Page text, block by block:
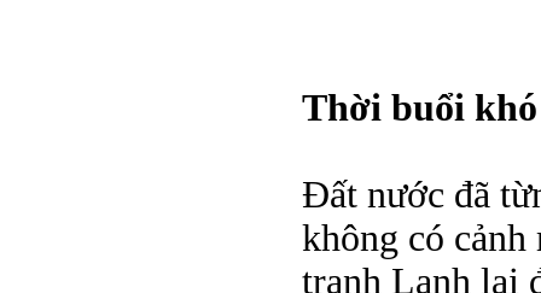
Thời buổi
Đất nước đã
không có
tranh Lạnh lại